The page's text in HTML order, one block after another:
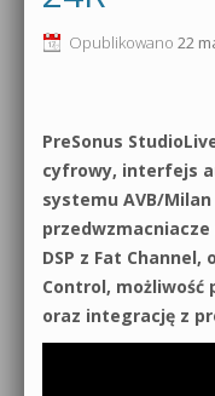
Produkcja muzyczna
Sound Forge od
Dubstep z
Kontakt 5
Pakiety
0dB.pl - informacje
Materiały dla mediów
Archiwum aktualności
Polityka prywatności
Regulamin
Opublikowano 22
PreSonus
cyfrowy, interfejs
systemu AVB/
DSP z Fat Channel,
Control, możliwość
oraz integrację z